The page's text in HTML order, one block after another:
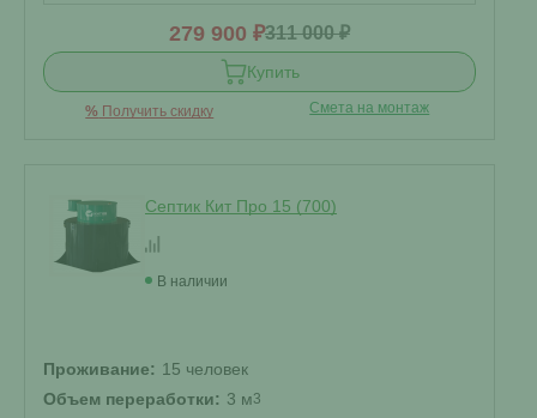
279 900 ₽311 000 ₽
Купить
% Получить скидку Смета на монтаж
Септик Кит Про 15 (700)
В наличии
Проживание: 15 человек
Объем переработки: 3 м3